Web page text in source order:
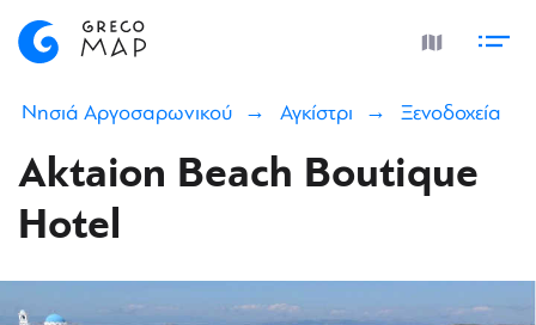
Νησιά Αργοσαρωνικού Αγκίστρι Ξενοδοχεία
Aktaion Beach Boutique
Hotel